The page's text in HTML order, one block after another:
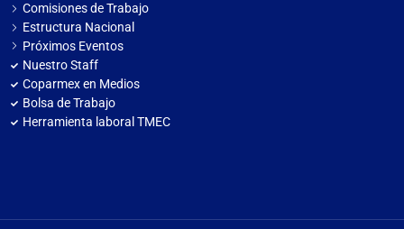
Comisiones de Trabajo
Estructura Nacional
Próximos Eventos
Nuestro Staff
Coparmex en Medios
Bolsa de Trabajo
Herramienta laboral TMEC